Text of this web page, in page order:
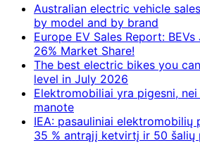
Australian electric vehicle
by model and by brand
Europe EV Sales Report:
26% Market Share!
The best electric bikes you
level in July 2026
Elektromobiliai yra pigesni,
manote
IEA: pasauliniai elektromobilių
35 % antrąjį ketvirtį ir 50 šalių